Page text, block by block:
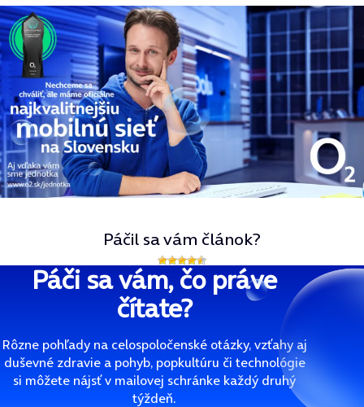
Páčil sa vám článok?
Páči sa vám, čo práve
čítate?
Rôzne pohľady na celospoločenské otázky, vzťahy aj
duševné zdravie a pohyb, popkultúru či technológie
si môžete nájsť v mailovej schránke každý druhý
týždeň.